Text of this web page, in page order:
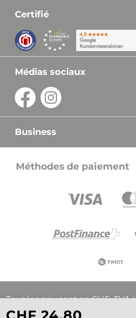
Certifié
Médias sociaux
Business
Méthodes de paiement
Tous les prix sont en CHF, TVA
d'expédition, sauf